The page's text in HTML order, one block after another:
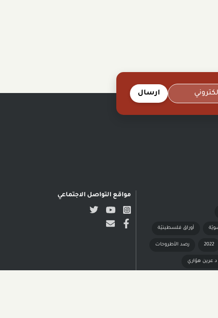
ارسال
أوراق فلسطينيّة
2022 رصد الأطروحات
د عرين هوّاري
مواقع التواصل الاجتماعي